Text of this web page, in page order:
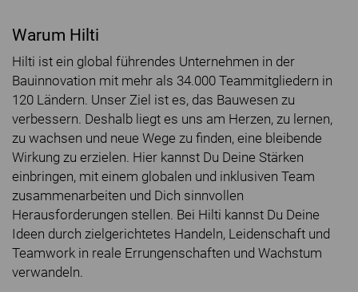
Warum Hilti
Hilti ist ein global führendes Unternehmen in der
Bauinnovation mit mehr als 34.000 Teammitgliedern in
120 Ländern. Unser Ziel ist es, das Bauwesen zu
verbessern. Deshalb liegt es uns am Herzen, zu lernen,
zu wachsen und neue Wege zu finden, eine bleibende
Wirkung zu erzielen. Hier kannst Du Deine Stärken
einbringen, mit einem globalen und inklusiven Team
zusammenarbeiten und Dich sinnvollen
Herausforderungen stellen. Bei Hilti kannst Du Deine
Ideen durch zielgerichtetes Handeln, Leidenschaft und
Teamwork in reale Errungenschaften und Wachstum
verwandeln.